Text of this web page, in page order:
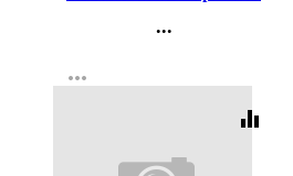
...
Регистрация
more_horiz
equalizer